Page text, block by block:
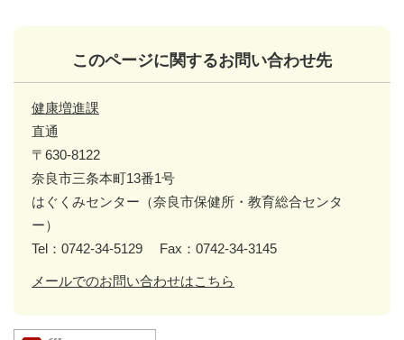
このページに関するお問い合わせ先
健康増進課
直通
〒630-8122
奈良市三条本町13番1号
はぐくみセンター（奈良市保健所・教育総合センタ
ー）
Tel：0742-34-5129
Fax：0742-34-3145
メールでのお問い合わせはこちら